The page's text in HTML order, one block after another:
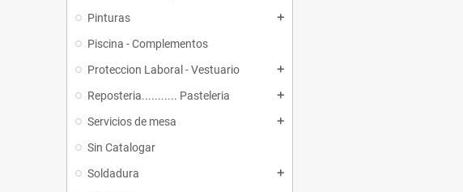
Pinturas add
Piscina - Complementos
Proteccion Laboral - Vestuario
add
Reposteria........... Pasteleria add
Servicios de mesa add
Sin Catalogar
Soldadura
add